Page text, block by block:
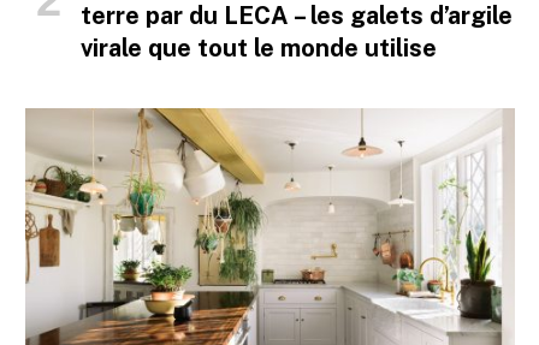
terre par du LECA – les galets d’argile
virale que tout le monde utilise